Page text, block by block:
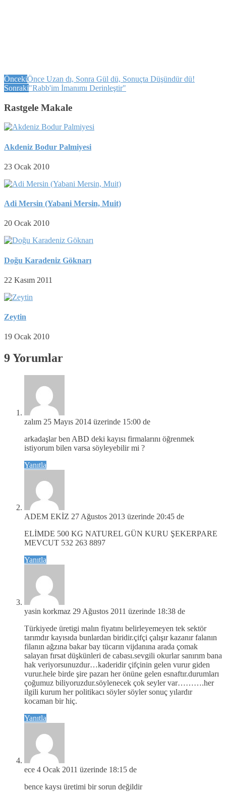
ÖncekiÖnce Uzan dı, Sonra Gül dü, Sonuçta Düşündür dü!
Sonraki"Rabb'im İmanımı Derinleştir"
Rastgele Makale
Akdeniz Bodur Palmiyesi
23 Ocak 2010
Adi Mersin (Yabani Mersin, Muit)
20 Ocak 2010
Doğu Karadeniz Göknarı
22 Kasım 2011
Zeytin
19 Ocak 2010
9 Yorumlar
zalım 25 Mayıs 2014 üzerinde 15:00 de
arkadaşlar ben ABD deki kayısı firmalarını öğrenmek
istiyorum bilen varsa söyleyebilir mi ?
Yanıtla
ADEM EKİZ 27 Ağustos 2013 üzerinde 20:45 de
ELİMDE 500 KG NATUREL GÜN KURU ŞEKERPARE
MEVCUT 532 263 8897
Yanıtla
yasin korkmaz 29 Ağustos 2011 üzerinde 18:38 de
Türkiyede üretigi malın fiyatını belirleyemeyen tek sektör
tarımdır kayısıda bunlardan biridir.çifçi çalışır kazanır falanın
filanın ağzına bakar bay tücarın vijdanına arada çomak
salayan fırsat düşkünleri de cabası.sevgili okurlar sanırım bana
hak veriyorsunuzdur…kaderidir çifçinin gelen vurur giden
vurur.hele birde şire pazarı her önüne gelen esnaftır.durumları
çoğumuz biliyoruzdur.söylenecek çok seyler var……….her
ilgili kurum her politikacı söyler söyler sonuç yılardır
kocaman bir hiç.
Yanıtla
ece 4 Ocak 2011 üzerinde 18:15 de
bence kaysı üretimi bir sorun değildir